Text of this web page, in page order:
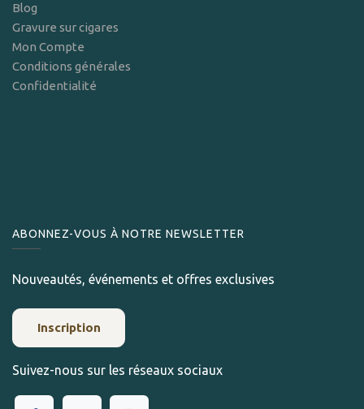
Blog
Gravure sur cigares
Mon Compte
Conditions générales
Confidentialité
ABONNEZ-VOUS À NOTRE NEWSLETTER
Nouveautés, événements et offres exclusives
Inscription
Suivez-nous sur les réseaux sociaux